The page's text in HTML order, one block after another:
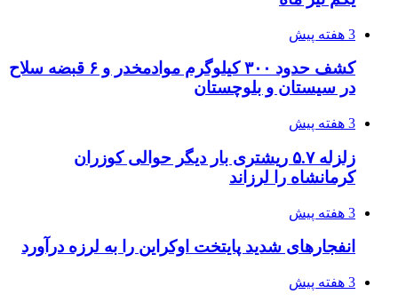
اثر اخبار مالی و اقتصادی بر قیمت ارزهای فیات
3 هفته پیش
آخرین وضعیت شبکۀ برق شهرهای مورد حمله
توسط دشمن آمریکایی
روایت کربلا از زبان دختری که تازه زائر شده است
4 هفته پیش
هواپیماهای سوخت‌رسان آمریکا برای اسرائیل
دردسرساز شد